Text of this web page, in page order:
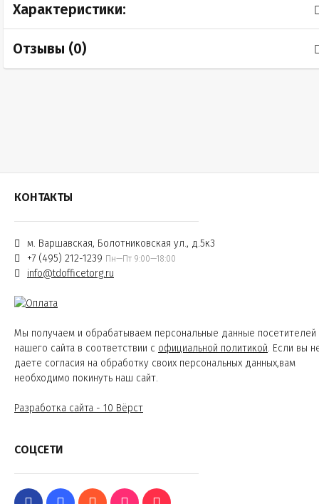
Характеристики:
Отзывы (0)
КОНТАКТЫ
м. Варшавская, Болотниковская ул., д.5к3
+7 (495) 212-1239 Пн—Пт 9:00—18:00
info@tdofficetorg.ru
Мы получаем и обрабатываем персональные данные посетителей
нашего сайта в соответствии с официальной политикой. Если вы
даете согласия на обработку своих персональных данных,вам
необходимо покинуть наш сайт.
Разработка сайта - 10 Вёрст
СОЦСЕТИ